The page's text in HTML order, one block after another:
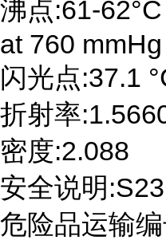
沸点:61-
at 760 mmHg
闪光点:37.1
折射率
密度:2.088
安全说明
危险品运输